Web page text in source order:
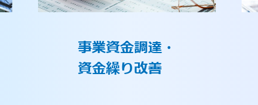
事業資金調達・
資金繰り改善